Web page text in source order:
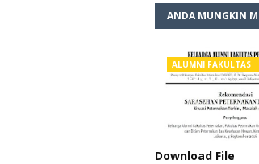
ANDA MUNGKIN
ALUMNI FAKULTAS
PETERNAKAN
Download File